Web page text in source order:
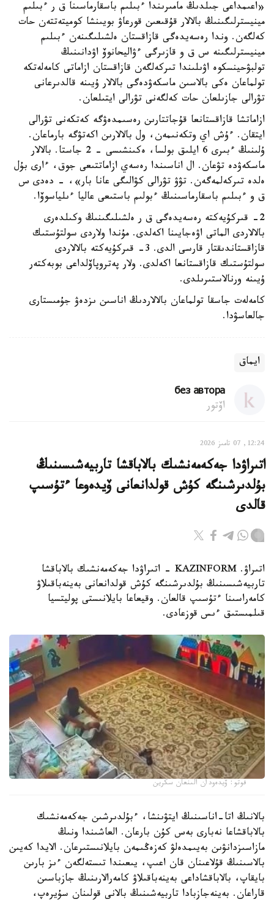
«اعىمداعى جىلدىڭ مامىرىندا ءبىلىم باسقارماسىنا ق ر ءبىلىم
مينيسترلىگىنىڭ بالالار قۇقىعىن قورعاۋ بويىنشا كوميتەتتەن حات
كەلگەن. وندا رەسەيدەگى قازاقستان ەلشىلىگىنەن ءبىلىم
مينيسترلىگىنە س ق و قازىرگى ءۋاليحانوۆ اۋدانىنىڭ
تولبۋحينسكوە اۋىلىندا تىركەلگەن قازاقستان ازاماتى كامەلەتكە
تولماعان ەكى بالاسىن ماسكەۋدەگى بالالار ۇيىنە قالدىرعانى
تۋرالى جازىلعان حات كەلگەنى تۋرالى ايتىلعان.
ازاماتشا قازاقستانعا قۇجاتتارىن رەسىمدەۋگە كەتكەنى تۋرالى
ايتقان. ءۇش اي وتكەنىمەن، ول بالالارىن اكەتۋگە بارماعان.
ۇلىنىڭ ءبىرى 6 ايلىق بولسا، ەكىنشىسى - 2 جاستا. بالالار
ماسكەۋدە تۋعان. ال اناسىندا رەسەي ازاماتتىعى جوق، ءارى بۇل
ەلدە تىركەلمەگەن. تۋۋ تۋرالى كۋالىگى عانا بار»، - دەدى س
ق و ءبىلىم باسقارماسىنىڭ ءبولىم باستىعى عاليا ءىلياسوۆا.
2- قىركۇيەكتە رەسەيدەگى ق ر ەلشىلىگىنىڭ وكىلدەرى
بالالاردى الماتى اۋەجايىنا اكەلدى. مۇندا ولاردى سولتۇستىك
قازاقستاندىقتار قارسى الدى. 3- قىركۇيەكتە بالالاردى
سولتۇستىك قازاقستانعا اكەلدى. ولار پەتروپاۆلداعى بوبەكتەر
ۇيىنە ورنالاستىرىلدى.
كامەلەت جاسقا تولماعان بالالاردىڭ اناسىن ىزدەۋ جۇمىستارى
جالعاسۋدا.
ايماق
без автора
اۆتور
12:24, 07 تامىز 2026
اتىراۋدا جەكەمەنشىك بالاباقشا تاربيەشىسىنىڭ
بۇلدىرشىنگە كۇش قولدانعانى ۆيدەوعا ءتۇسىپ
قالدى
اتىراۋ. KAZINFORM - اتىراۋدا جەكەمەنشىك بالاباقشا
تاربيەشىسىنىڭ بۇلدىرشىنگە كۇش قولدانعانى بەينەباقىلاۋ
كامەراسىنا ءتۇسىپ قالعان. وقيعاعا بايلانىستى پوليتسيا
قىلمىستىق ءىس قوزعادى.
فوتو: ۆيدەودان الىنعان سكرين
بالانىڭ اتا-اناسىنىڭ ايتۋىنشا، ءبۇلدىرشىن جەكەمەنشىك
بالاباقشاعا نەبارى بەس كۇن بارعان. العاشىندا ونىڭ
مازاسىزدانۋىن بەيىمدەلۋ كەزەڭىمەن بايلانىستىرعان. الايدا كەيىن
بالاسىنىڭ قۇلاعىنان قان اعىپ، يىعىندا تىستەلگەن ءىز بارىن
بايقاپ، بالاباقشاداعى بەينەباقىلاۋ كامەرالارىنىڭ جازباسىن
قاراعان. بەينەجازبادا تاربيەشىنىڭ بالانى قولىنان سۇيرەپ،